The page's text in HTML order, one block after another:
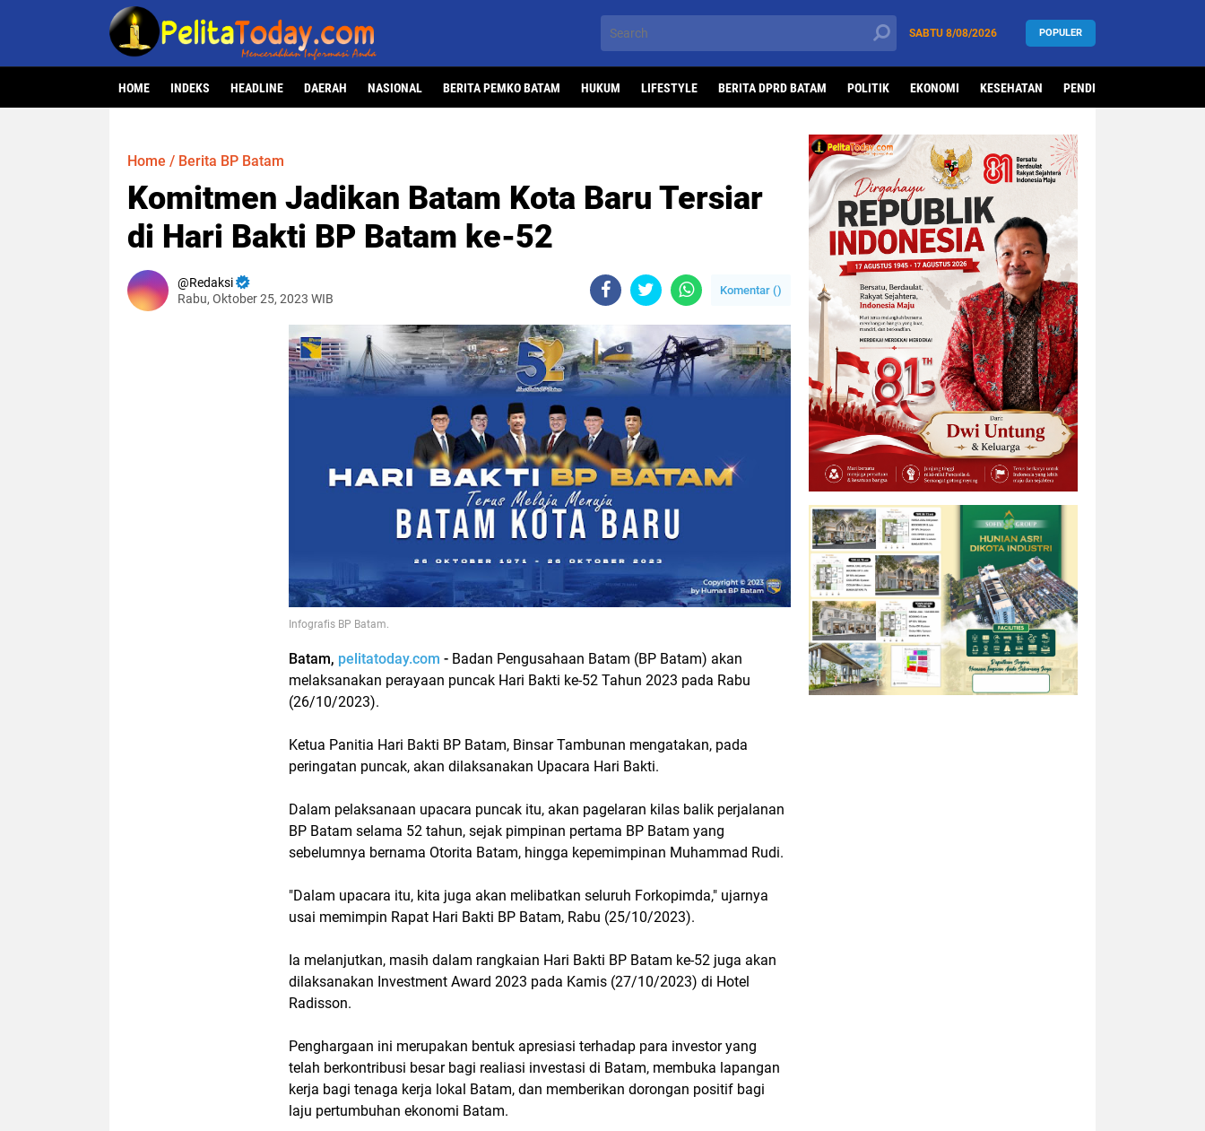
SABTU 8/08/2026 POPULER
HOME INDEKS HEADLINE DAERAH NASIONAL BERITA PEMKO BATAM HUKUM LIFESTYLE BERITA DPRD BATAM POLITIK EKONOMI KESEHATAN PENDIDIKAN
Home / Berita BP Batam
Komitmen Jadikan Batam Kota Baru Tersiar
di Hari Bakti BP Batam ke-52
Redaksi
Rabu, Oktober 25, 2023 WIB
Komentar ()
Infografis BP Batam.
Batam, pelitatoday.com - Badan Pengusahaan Batam (BP Batam) akan
melaksanakan perayaan puncak Hari Bakti ke-52 Tahun 2023 pada Rabu
(26/10/2023).
Ketua Panitia Hari Bakti BP Batam, Binsar Tambunan mengatakan, pada
peringatan puncak, akan dilaksanakan Upacara Hari Bakti.
Dalam pelaksanaan upacara puncak itu, akan pagelaran kilas balik perjalanan
BP Batam selama 52 tahun, sejak pimpinan pertama BP Batam yang
sebelumnya bernama Otorita Batam, hingga kepemimpinan Muhammad Rudi.
"Dalam upacara itu, kita juga akan melibatkan seluruh Forkopimda," ujarnya
usai memimpin Rapat Hari Bakti BP Batam, Rabu (25/10/2023).
Ia melanjutkan, masih dalam rangkaian Hari Bakti BP Batam ke-52 juga akan
dilaksanakan Investment Award 2023 pada Kamis (27/10/2023) di Hotel
Radisson.
Penghargaan ini merupakan bentuk apresiasi terhadap para investor yang
telah berkontribusi besar bagi realiasi investasi di Batam, membuka lapangan
kerja bagi tenaga kerja lokal Batam, dan memberikan dorongan positif bagi
laju pertumbuhan ekonomi Batam.